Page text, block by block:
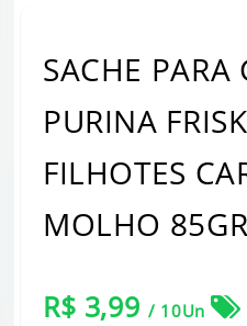
SACHE PARA
PURINA
FILHOTES
MOLHO 85GR
R$ 3,99/ 10Un